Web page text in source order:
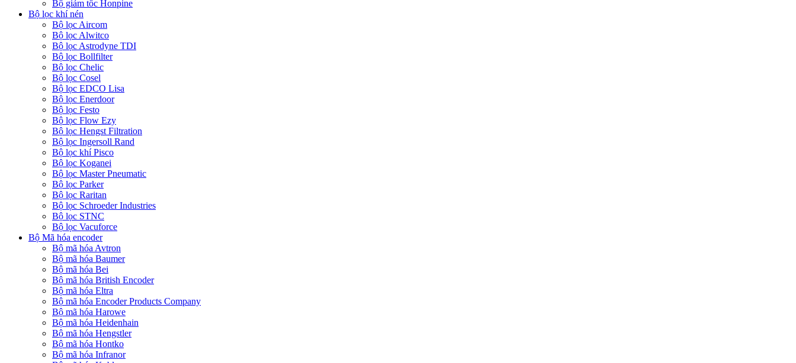
Bộ giảm tốc Honpine
Bộ lọc khí nén
Bộ lọc Aircom
Bộ lọc Alwitco
Bộ lọc Astrodyne TDI
Bộ lọc Bollfilter
Bộ lọc Chelic
Bộ lọc Cosel
Bộ lọc EDCO Lisa
Bộ lọc Enerdoor
Bộ lọc Festo
Bộ lọc Flow Ezy
Bộ lọc Hengst Filtration
Bộ lọc Ingersoll Rand
Bộ lọc khí Pisco
Bộ lọc Koganei
Bộ lọc Master Pneumatic
Bộ lọc Parker
Bộ lọc Raritan
Bộ lọc Schroeder Industries
Bộ lọc STNC
Bộ lọc Vacuforce
Bộ Mã hóa encoder
Bộ mã hóa Avtron
Bộ mã hóa Baumer
Bộ mã hóa Bei
Bộ mã hóa British Encoder
Bộ mã hóa Eltra
Bộ mã hóa Encoder Products Company
Bộ mã hóa Harowe
Bộ mã hóa Heidenhain
Bộ mã hóa Hengstler
Bộ mã hóa Hontko
Bộ mã hóa Infranor